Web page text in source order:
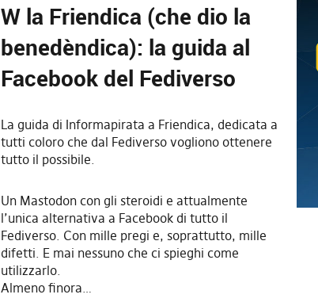
W la Friendica (che dio la
benedèndica): la guida al
Facebook del Fediverso
La guida di Informapirata a Friendica, dedicata a
tutti coloro che dal Fediverso vogliono ottenere
tutto il possibile.
Un Mastodon con gli steroidi e attualmente
l’unica alternativa a Facebook di tutto il
Fediverso. Con mille pregi e, soprattutto, mille
difetti. E mai nessuno che ci spieghi come
utilizzarlo.
Almeno finora…